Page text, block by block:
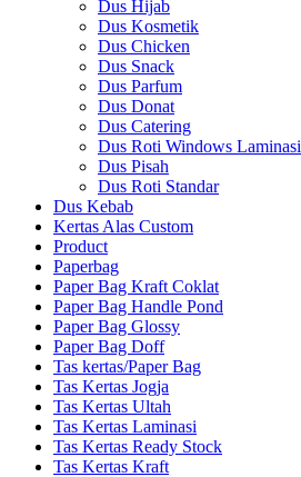
Dus Hijab
Dus Kosmetik
Dus Chicken
Dus Snack
Dus Parfum
Dus Donat
Dus Catering
Dus Roti Windows Laminasi
Dus Pisah
Dus Roti Standar
Dus Kebab
Kertas Alas Custom
Product
Paperbag
Paper Bag Kraft Coklat
Paper Bag Handle Pond
Paper Bag Glossy
Paper Bag Doff
Tas kertas/Paper Bag
Tas Kertas Jogja
Tas Kertas Ultah
Tas Kertas Laminasi
Tas Kertas Ready Stock
Tas Kertas Kraft